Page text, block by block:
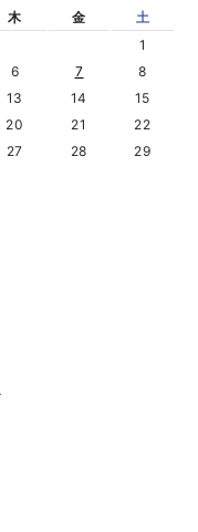
木 金
土
1
6 7
8
13 14
15
20 21
22
27 28
29